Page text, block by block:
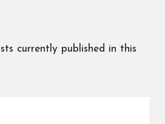
currently published in this